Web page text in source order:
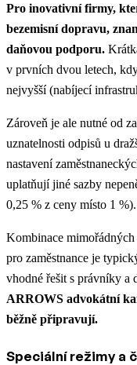
Pro inovativní firmy,
bezemisní dopravu,
daňovou podporu.
v prvních dvou letech,
nejvyšší (nabíjecí
Zároveň je ale nutné od
uznatelnosti odpisů u
nastavení
uplatňují jiné sazby
0,25 % z ceny místo 1 %).
Kombinace
pro zaměstnance je
vhodné řešit s právníky a
ARROWS advokátní
běžně připravují.
Speciální režimy a